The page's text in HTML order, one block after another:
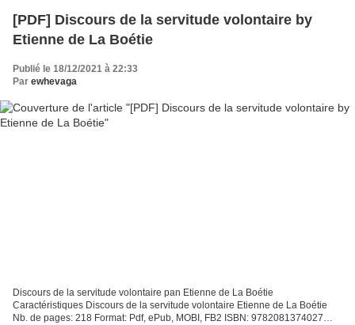
[PDF] Discours de la servitude volontaire by
Etienne de La Boétie
Publié le 18/12/2021 à 22:33
Par ewhevaga
Discours de la servitude volontaire pan Etienne de La Boétie
Caractéristiques Discours de la servitude volontaire Etienne de La Boétie
Nb. de pages: 218 Format: Pdf, ePub, MOBI, FB2 ISBN: 9782081374027